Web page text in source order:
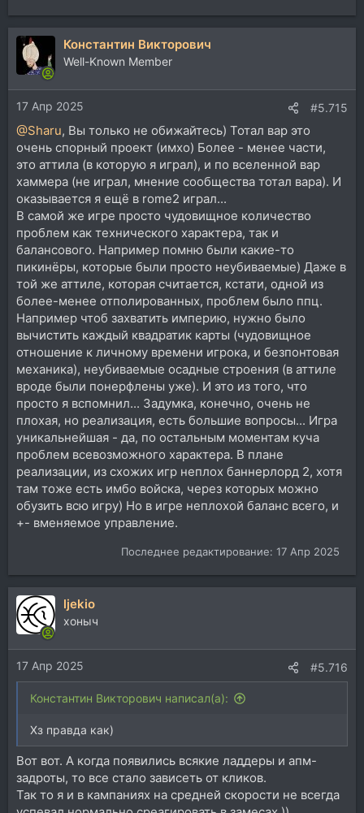
Константин Викторович
Well-Known Member
17 Апр 2025 #5.715
@Sharu, Вы только не обижайтесь) Тотал вар это
очень спорный проект (имхо) Более - менее части,
это аттила (в которую я играл), и по вселенной вар
хаммера (не играл, мнение сообщества тотал вара). И
оказывается я ещё в rome2 играл...
В самой же игре просто чудовищное количество
проблем как технического характера, так и
балансового. Например помню были какие-то
пикинёры, которые были просто неубиваемые) Даже в
той же аттиле, которая считается, кстати, одной из
более-менее отполированных, проблем было ппц.
Например чтоб захватить империю, нужно было
вычистить каждый квадратик карты (чудовищное
отношение к личному времени игрока, и безпонтовая
механика), неубиваемые осадные строения (в аттиле
вроде были понерфлены уже). И это из того, что
просто я вспомнил... Задумка, конечно, очень не
плохая, но реализация, есть большие вопросы... Игра
уникальнейшая - да, по остальным моментам куча
проблем всевозможного характера. В плане
реализации, из схожих игр неплох баннерлорд 2, хотя
там тоже есть имбо войска, через которых можно
обузить всю игру) Но в игре неплохой баланс всего, и
+- вменяемое управление.
Последнее редактирование: 17 Апр 2025
ljekio
хоныч
17 Апр 2025 #5.716
Константин Викторович написал(а):
Хз правда как)
Вот вот. А когда появились всякие ладдеры и апм-
задроты, то все стало зависеть от кликов.
Так то я и в кампаниях на средней скорости не всегда